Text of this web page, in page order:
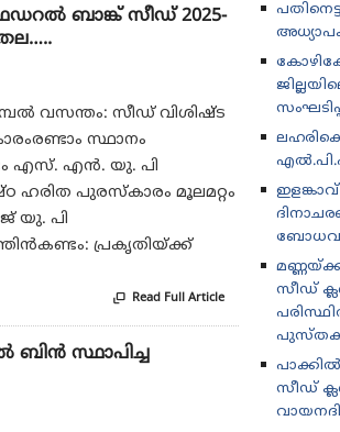
ബാങ്ക് സീഡ് 2025-
വസന്തം: സീഡ് വിശിഷ്ട
സ്ഥാനം
എസ്. എൻ. യു. പി
ഹരിത പുരസ്കാരം മൂലമറ്റം
യു. പി
പ്രകൃതിയ്ക്ക്
 Read Full Article
ബിൻ സ്ഥാപിച്ച
ഇളങ്കാവ്
സീഡ്
സീഡ്